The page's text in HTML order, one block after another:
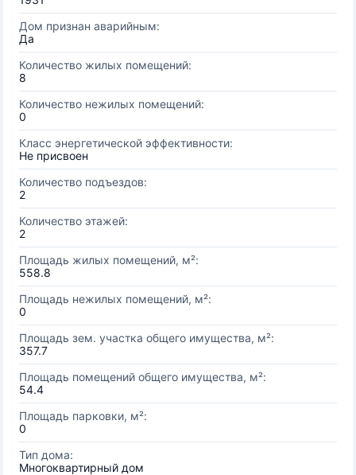
Дом признан аварийным:
Да
Количество жилых помещений:
8
Количество нежилых помещений:
0
Класс энергетической эффективности:
Не присвоен
Количество подъездов:
2
Количество этажей:
2
Площадь жилых помещений, м²:
558.8
Площадь нежилых помещений, м²:
0
Площадь зем. участка общего имущества, м²:
357.7
Площадь помещений общего имущества, м²:
54.4
Площадь парковки, м²:
0
Тип дома:
Многоквартирный дом